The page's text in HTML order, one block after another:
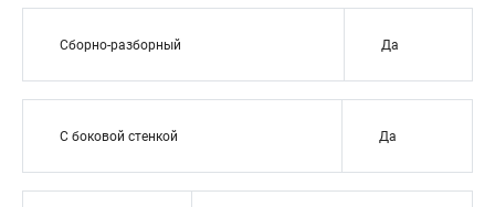
Сборно-разборный Да
С боковой стенкой Да